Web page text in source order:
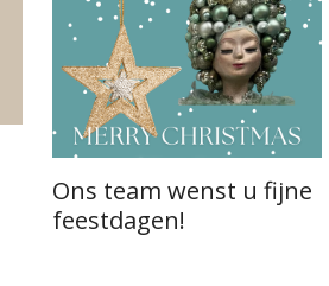
Ons team wenst u fijne
feestdagen!